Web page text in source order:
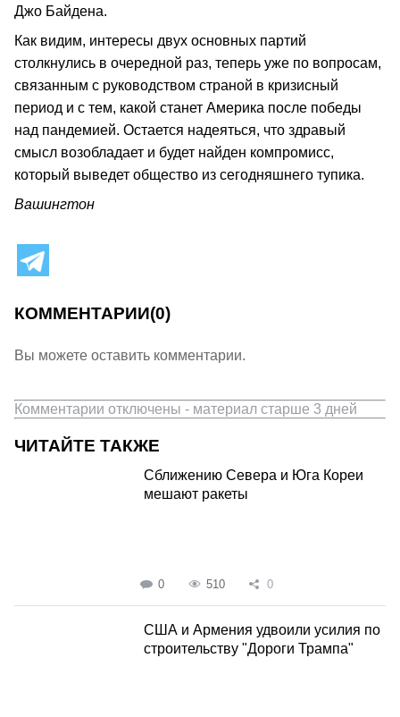
Джо Байдена.
Как видим, интересы двух основных партий
столкнулись в очередной раз, теперь уже по вопросам,
связанным с руководством страной в кризисный
период и с тем, какой станет Америка после победы
над пандемией. Остается надеяться, что здравый
смысл возобладает и будет найден компромисс,
который выведет общество из сегодняшнего тупика.
Вашингтон
КОММЕНТАРИИ(0)
Вы можете оставить комментарии.
Комментарии отключены - материал старше 3 дней
ЧИТАЙТЕ ТАКЖЕ
Сближению Севера и Юга Кореи
мешают ракеты
0 510 0
США и Армения удвоили усилия по
строительству "Дороги Трампа"